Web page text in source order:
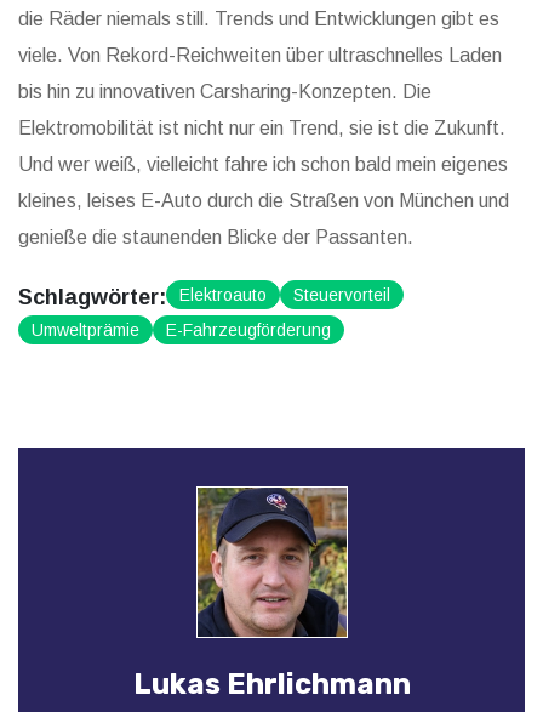
die Räder niemals still. Trends und Entwicklungen gibt es
viele. Von Rekord-Reichweiten über ultraschnelles Laden
bis hin zu innovativen Carsharing-Konzepten. Die
Elektromobilität ist nicht nur ein Trend, sie ist die Zukunft.
Und wer weiß, vielleicht fahre ich schon bald mein eigenes
kleines, leises E-Auto durch die Straßen von München und
genieße die staunenden Blicke der Passanten.
Schlagwörter: Elektroauto
Steuervorteil
Umweltprämie
E-Fahrzeugförderung
Lukas Ehrlichmann